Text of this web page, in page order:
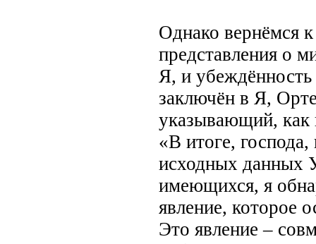
Однако вернёмся
представления о
Я, и
заключён в Я,
указывающий, как
«В итоге,
исходных данных
имеющихся, я
явление, которое
Это явление –